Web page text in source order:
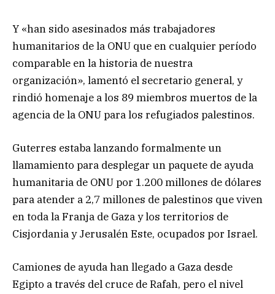
Y «han sido asesinados más trabajadores
humanitarios de la ONU que en cualquier período
comparable en la historia de nuestra
organización», lamentó el secretario general, y
rindió homenaje a los 89 miembros muertos de la
agencia de la ONU para los refugiados palestinos.
Guterres estaba lanzando formalmente un
llamamiento para desplegar un paquete de ayuda
humanitaria de ONU por 1.200 millones de dólares
para atender a 2,7 millones de palestinos que viven
en toda la Franja de Gaza y los territorios de
Cisjordania y Jerusalén Este, ocupados por Israel.
Camiones de ayuda han llegado a Gaza desde
Egipto a través del cruce de Rafah, pero el nivel